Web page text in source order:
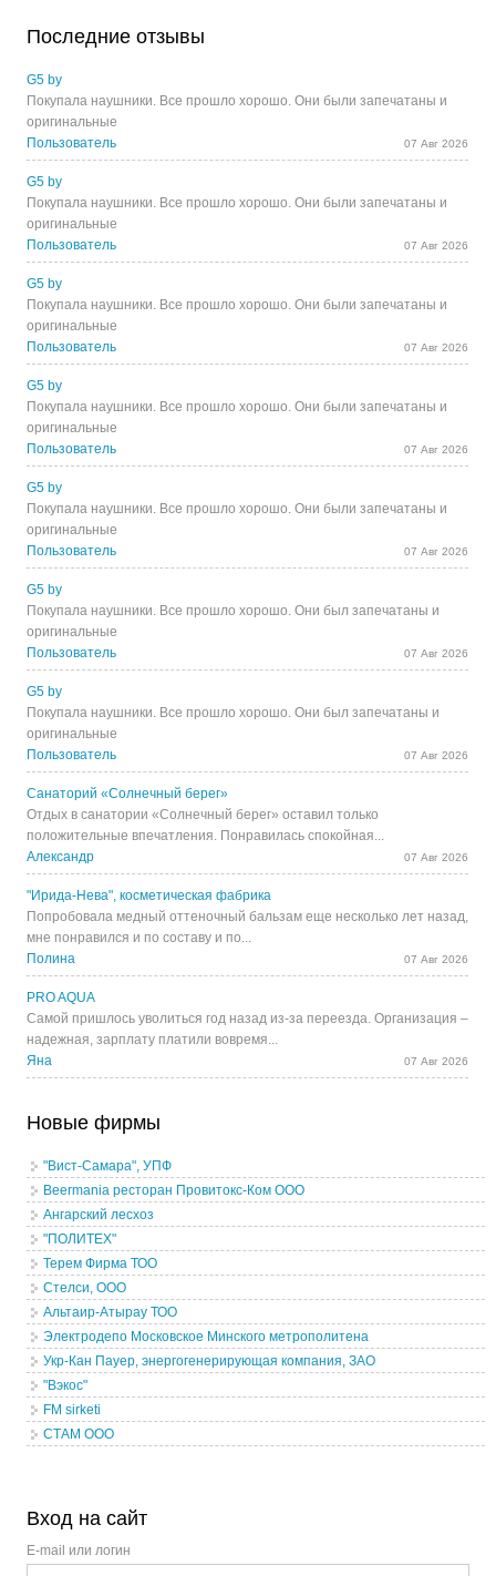
Последние отзывы
G5 by
Покупала наушники. Все прошло хорошо. Они были запечатаны и
оригинальные
Пользователь
07 Авг 2026
G5 by
Покупала наушники. Все прошло хорошо. Они были запечатаны и
оригинальные
Пользователь
07 Авг 2026
G5 by
Покупала наушники. Все прошло хорошо. Они были запечатаны и
оригинальные
Пользователь
07 Авг 2026
G5 by
Покупала наушники. Все прошло хорошо. Они были запечатаны и
оригинальные
Пользователь
07 Авг 2026
G5 by
Покупала наушники. Все прошло хорошо. Они были запечатаны и
оригинальные
Пользователь
07 Авг 2026
G5 by
Покупала наушники. Все прошло хорошо. Они был запечатаны и
оригинальные
Пользователь
07 Авг 2026
G5 by
Покупала наушники. Все прошло хорошо. Они был запечатаны и
оригинальные
Пользователь
07 Авг 2026
Санаторий «Солнечный берег»
Отдых в санатории «Солнечный берег» оставил только
положительные впечатления. Понравилась спокойная...
Александр
07 Авг 2026
"Ирида-Нева", косметическая фабрика
Попробовала медный оттеночный бальзам еще несколько лет назад,
мне понравился и по составу и по...
Полина
07 Авг 2026
PRO AQUA
Самой пришлось уволиться год назад из-за переезда. Организация –
надежная, зарплату платили вовремя...
Яна
07 Авг 2026
Новые фирмы
"Вист-Самара", УПФ
Beermania ресторан Провитокс-Ком ООО
Ангарский лесхоз
"ПОЛИТЕХ"
Терем Фирма ТОО
Стелси, ООО
Альтаир-Атырау ТОО
Электродепо Московское Минского метрополитена
Укр-Кан Пауер, энергогенерирующая компания, ЗАО
"Вэкос"
FM sirketi
СТАМ ООО
Вход на сайт
E-mail или логин